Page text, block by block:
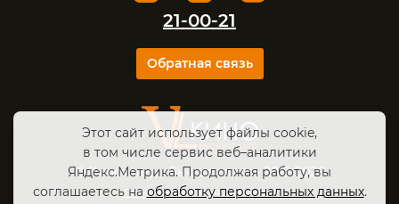
21-00-21
Обратная связь
© Кинотеатр «Высшая лига» 2012-2026
Политика конфиденциальности
Этот сайт использует файлы cookie,
в том числе сервис веб–аналитики
Яндекс.Метрика. Продолжая работу, вы
соглашаетесь на обработку персональных данных.